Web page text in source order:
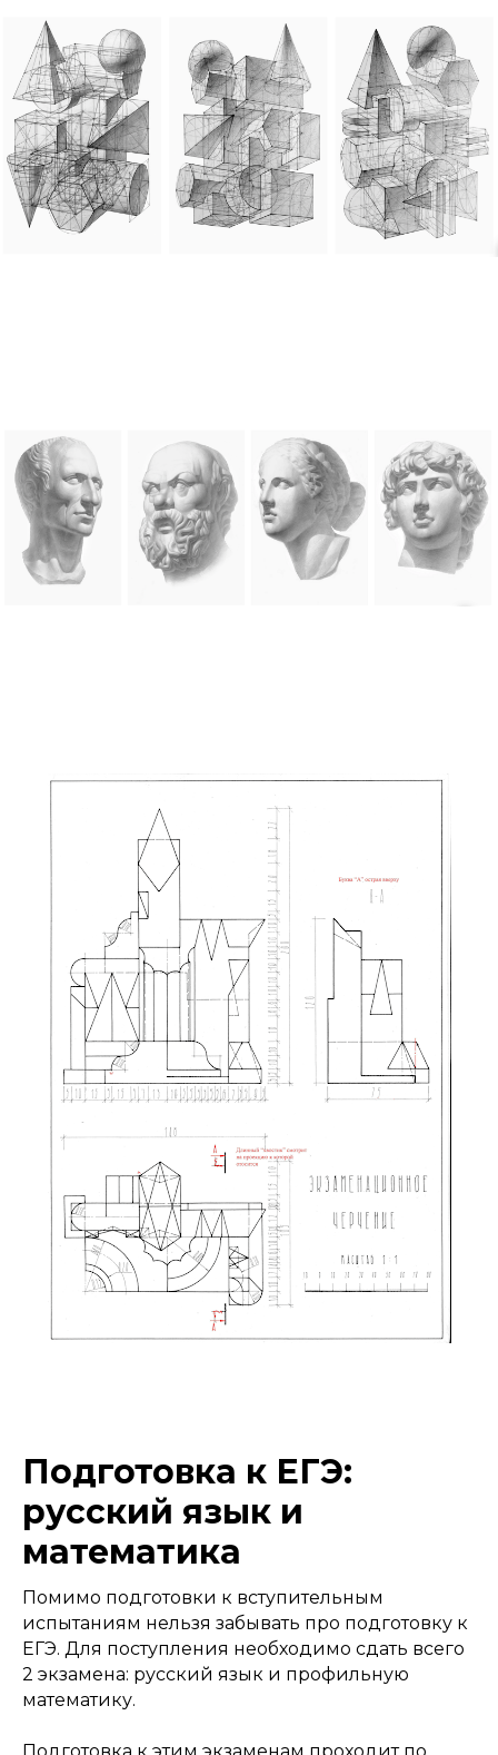
Подготовка к ЕГЭ:
русский язык и
математика​
Помимо подготовки к вступительным
испытаниям нельзя забывать про подготовку к
ЕГЭ. Для поступления необходимо сдать всего
2 экзамена: русский язык и профильную
математику.